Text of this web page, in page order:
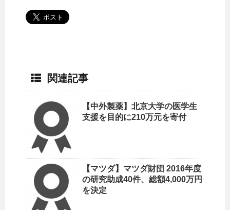
関連記事
【中外製薬】北京大学の医学生
支援を目的に210万元を寄付
【マツダ】マツダ財団 2016年度
の研究助成40件、総額4,000万円
を決定